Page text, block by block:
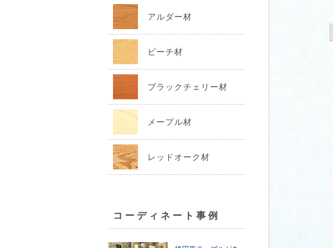
アルダー材
ビーチ材
ブラックチェリー材
メープル材
レッドオーク材
コーディネート事例